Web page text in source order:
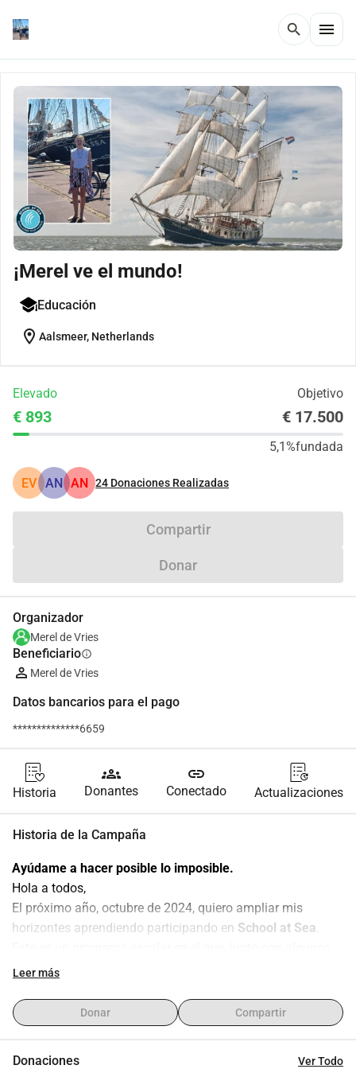
search menu
¡Merel ve el mundo!
Educación
location_on Aalsmeer, Netherlands
Elevado Objetivo
€ 893 € 17.500
5,1%fundada
EV AN AN 24 Donaciones Realizadas
Compartir
Donar
Organizador
Merel de Vries
Beneficiarioinfo
Merel de Vries
Datos bancarios para el pago
**************6659
Historia
groups
Donantes
link
Conectado Actualizaciones
Historia de la Campaña
Ayúdame a hacer posible lo imposible.
Hola a todos,
El próximo año, octubre de 2024, quiero ampliar mis
horizontes aprendiendo participando en School at Sea
compañeros de clase, navegaré durante 6 meses en un
mantengo mi trabajo escolar con la ayuda de los
profesores presentes.
Leer más
Donar Compartir
Donaciones Ver Todo